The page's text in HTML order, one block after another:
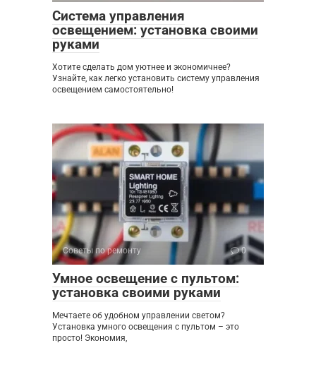
Система управления
освещением: установка своими
руками
Хотите сделать дом уютнее и экономичнее?
Узнайте, как легко установить систему управления
освещением самостоятельно!
Советы по ремонту 0
Умное освещение с пультом:
установка своими руками
Мечтаете об удобном управлении светом?
Установка умного освещения с пультом – это
просто! Экономия,